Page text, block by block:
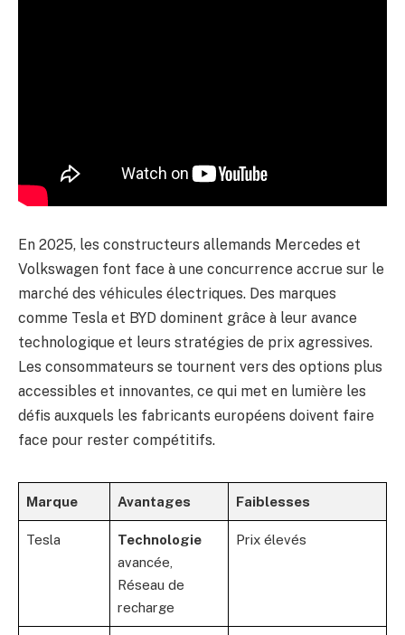
En 2025, les constructeurs allemands Mercedes et
Volkswagen font face à une concurrence accrue sur le
marché des véhicules électriques. Des marques
comme Tesla et BYD dominent grâce à leur avance
technologique et leurs stratégies de prix agressives.
Les consommateurs se tournent vers des options plus
accessibles et innovantes, ce qui met en lumière les
défis auxquels les fabricants européens doivent faire
face pour rester compétitifs.
Marque Avantages Faiblesses
Tesla
Technologie
avancée,
Réseau de
recharge
Prix élevés